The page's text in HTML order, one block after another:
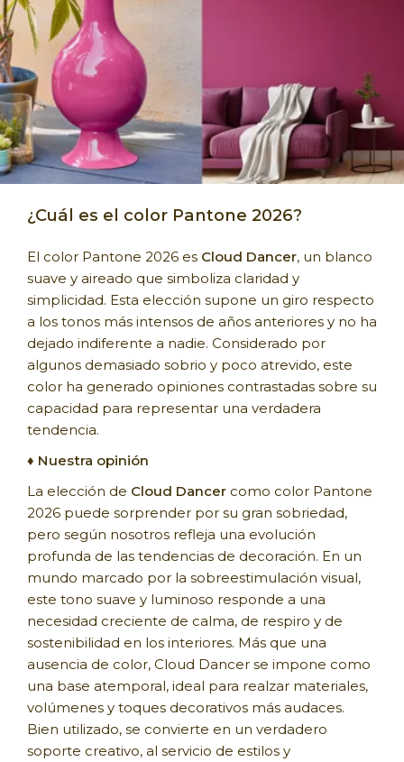
¿Cuál es el color Pantone 2026?
El color Pantone 2026 es Cloud Dancer, un blanco
suave y aireado que simboliza claridad y
simplicidad. Esta elección supone un giro respecto
a los tonos más intensos de años anteriores y no ha
dejado indiferente a nadie. Considerado por
algunos demasiado sobrio y poco atrevido, este
color ha generado opiniones contrastadas sobre su
capacidad para representar una verdadera
tendencia.
♦ Nuestra opinión
La elección de Cloud Dancer como color Pantone
2026 puede sorprender por su gran sobriedad,
pero según nosotros refleja una evolución
profunda de las tendencias de decoración. En un
mundo marcado por la sobreestimulación visual,
este tono suave y luminoso responde a una
necesidad creciente de calma, de respiro y de
sostenibilidad en los interiores. Más que una
ausencia de color, Cloud Dancer se impone como
una base atemporal, ideal para realzar materiales,
volúmenes y toques decorativos más audaces.
Bien utilizado, se convierte en un verdadero
soporte creativo, al servicio de estilos y